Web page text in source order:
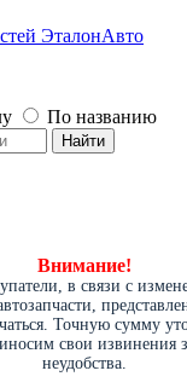
По названию
Найти
Внимание!
в связи с
Точную сумму
свои извинения
неудобства.